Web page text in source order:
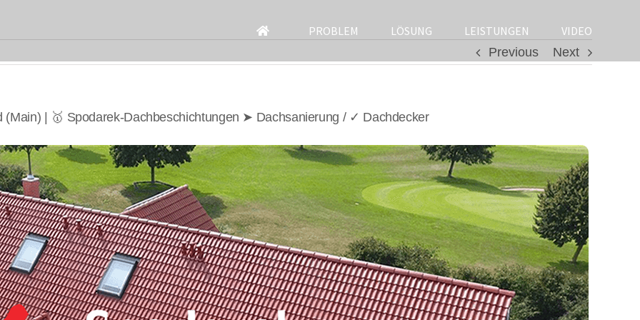
for:
PROBLEM LÖSUNG LEISTUNGEN
VIDEO
Previous
Next
(Main) | 🥇 Spodarek-Dachbeschichtungen ➤ Dachsanierung / ✓ Dachdecker